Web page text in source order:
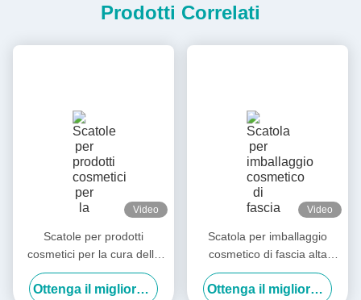
Prodotti Correlati
Video
Scatole per prodotti
cosmetici per la cura della
salute liquida orale Scatole
per prodotti per la cura della
Ottenga il migliore prezzo
Video
Scatola per imballaggio
cosmetico di fascia alta
personalizzata in fabbrica
Maschera / Lozione / Acqua
Ottenga il migliore prezzo